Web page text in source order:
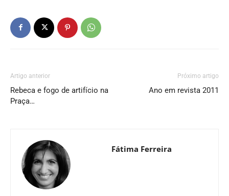
Artigo anterior
Rebeca e fogo de artifício na
Praça…
Próximo artigo
Ano em revista 2011
Fátima Ferreira